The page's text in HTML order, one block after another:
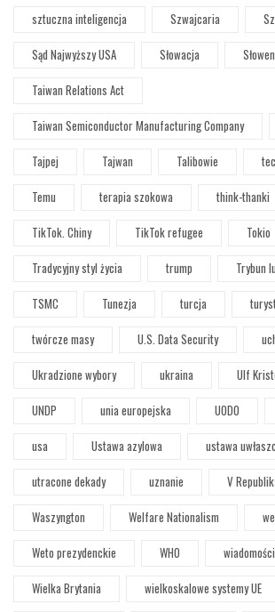
sztuczna inteligencja
Szwajcaria
Sąd Najwyższy USA
Słowacja
Taiwan Relations Act
Taiwan Semiconductor Manufacturing Company
Tajpej
Tajwan Talibowie
Temu
terapia szokowa
think-thanki
TikTok. Chiny
TikTok refugee
Tokio
Tradycyjny styl życia
trump
Trybun
TSMC
Tunezja turcja
twórcze masy
U.S. Data Security
Ukradzione wybory
ukraina
Ulf
UNDP
unia europejska UODO
usa
Ustawa azylowa
ustawa
utracone dekady
uznanie V
Waszyngton
Welfare Nationalism
Weto prezydenckie
WHO
Wielka Brytania
wielkoskalowe systemy UE